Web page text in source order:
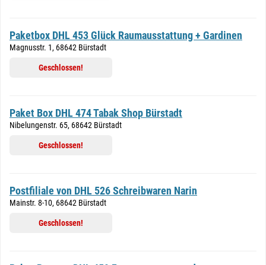
Paketbox DHL 453 Glück Raumausstattung + Gardinen
Magnusstr. 1, 68642 Bürstadt
Geschlossen!
Paket Box DHL 474 Tabak Shop Bürstadt
Nibelungenstr. 65, 68642 Bürstadt
Geschlossen!
Postfiliale von DHL 526 Schreibwaren Narin
Mainstr. 8-10, 68642 Bürstadt
Geschlossen!